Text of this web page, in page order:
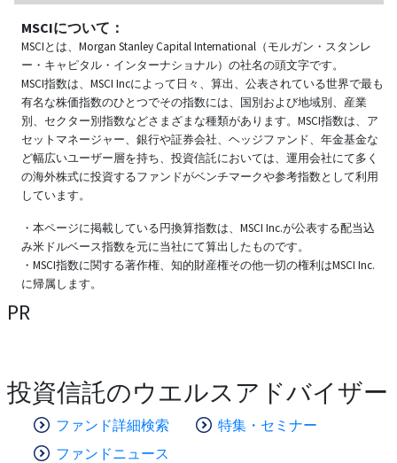
MSCIについて：
MSCIとは、Morgan Stanley Capital International（モルガン・スタンレ
ー・キャピタル・インターナショナル）の社名の頭文字です。
MSCI指数は、MSCI Incによって日々、算出、公表されている世界で最も
有名な株価指数のひとつでその指数には、国別および地域別、産業
別、セクター別指数などさまざまな種類があります。MSCI指数は、ア
セットマネージャー、銀行や証券会社、ヘッジファンド、年金基金な
ど幅広いユーザー層を持ち、投資信託においては、運用会社にて多く
の海外株式に投資するファンドがベンチマークや参考指数として利用
しています。
・本ページに掲載している円換算指数は、MSCI Inc.が公表する配当込
み米ドルベース指数を元に当社にて算出したものです。
・MSCI指数に関する著作権、知的財産権その他一切の権利はMSCI Inc.
に帰属します。
PR
投資信託のウエルスアドバイザー
ファンド詳細検索
特集・セミナー
ファンドニュース